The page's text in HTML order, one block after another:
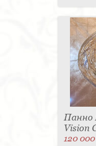
Панно
Vision
120